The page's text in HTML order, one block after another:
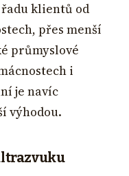
klientů od
přes menší
průmyslové
i
je navíc
výhodou.